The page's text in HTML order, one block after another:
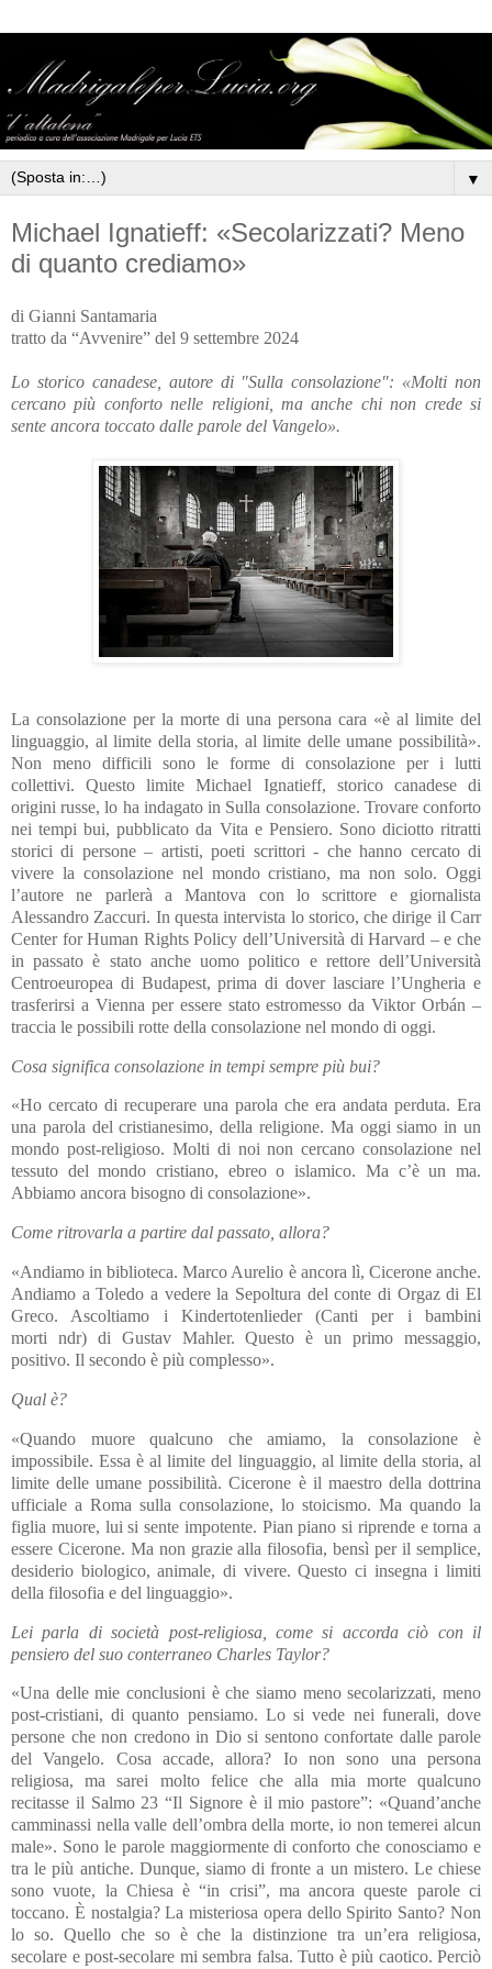
▼
Michael Ignatieff: «Secolarizzati? Meno
di quanto crediamo»
di Gianni Santamaria
tratto da “Avvenire” del 9 settembre 2024
Lo storico canadese, autore di "Sulla consolazione": «Molti non
cercano più conforto nelle religioni, ma anche chi non crede si
sente ancora toccato dalle parole del Vangelo».
La consolazione per la morte di una persona cara «è al limite del
linguaggio, al limite della storia, al limite delle umane possibilità».
Non meno difficili sono le forme di consolazione per i lutti
collettivi. Questo limite Michael Ignatieff, storico canadese di
origini russe, lo ha indagato in Sulla consolazione. Trovare conforto
nei tempi bui, pubblicato da Vita e Pensiero. Sono diciotto ritratti
storici di persone – artisti, poeti scrittori - che hanno cercato di
vivere la consolazione nel mondo cristiano, ma non solo. Oggi
l’autore ne parlerà a Mantova con lo scrittore e giornalista
Alessandro Zaccuri. In questa intervista lo storico, che dirige il Carr
Center for Human Rights Policy dell’Università di Harvard – e che
in passato è stato anche uomo politico e rettore dell’Università
Centroeuropea di Budapest, prima di dover lasciare l’Ungheria e
trasferirsi a Vienna per essere stato estromesso da Viktor Orbán –
traccia le possibili rotte della consolazione nel mondo di oggi.
Cosa significa consolazione in tempi sempre più bui?
«Ho cercato di recuperare una parola che era andata perduta. Era
una parola del cristianesimo, della religione. Ma oggi siamo in un
mondo post-religioso. Molti di noi non cercano consolazione nel
tessuto del mondo cristiano, ebreo o islamico. Ma c’è un ma.
Abbiamo ancora bisogno di consolazione».
Come ritrovarla a partire dal passato, allora?
«Andiamo in biblioteca. Marco Aurelio è ancora lì, Cicerone anche.
Andiamo a Toledo a vedere la Sepoltura del conte di Orgaz di El
Greco. Ascoltiamo i Kindertotenlieder (Canti per i bambini
morti ndr) di Gustav Mahler. Questo è un primo messaggio,
positivo. Il secondo è più complesso».
Qual è?
«Quando muore qualcuno che amiamo, la consolazione è
impossibile. Essa è al limite del linguaggio, al limite della storia, al
limite delle umane possibilità. Cicerone è il maestro della dottrina
ufficiale a Roma sulla consolazione, lo stoicismo. Ma quando la
figlia muore, lui si sente impotente. Pian piano si riprende e torna a
essere Cicerone. Ma non grazie alla filosofia, bensì per il semplice,
desiderio biologico, animale, di vivere. Questo ci insegna i limiti
della filosofia e del linguaggio».
Lei parla di società post-religiosa, come si accorda ciò con il
pensiero del suo conterraneo Charles Taylor?
«Una delle mie conclusioni è che siamo meno secolarizzati, meno
post-cristiani, di quanto pensiamo. Lo si vede nei funerali, dove
persone che non credono in Dio si sentono confortate dalle parole
del Vangelo. Cosa accade, allora? Io non sono una persona
religiosa, ma sarei molto felice che alla mia morte qualcuno
recitasse il Salmo 23 “Il Signore è il mio pastore”: «Quand’anche
camminassi nella valle dell’ombra della morte, io non temerei alcun
male». Sono le parole maggiormente di conforto che conosciamo e
tra le più antiche. Dunque, siamo di fronte a un mistero. Le chiese
sono vuote, la Chiesa è “in crisi”, ma ancora queste parole ci
toccano. È nostalgia? La misteriosa opera dello Spirito Santo? Non
lo so. Quello che so è che la distinzione tra un’era religiosa,
secolare e post-secolare mi sembra falsa. Tutto è più caotico. Perciò